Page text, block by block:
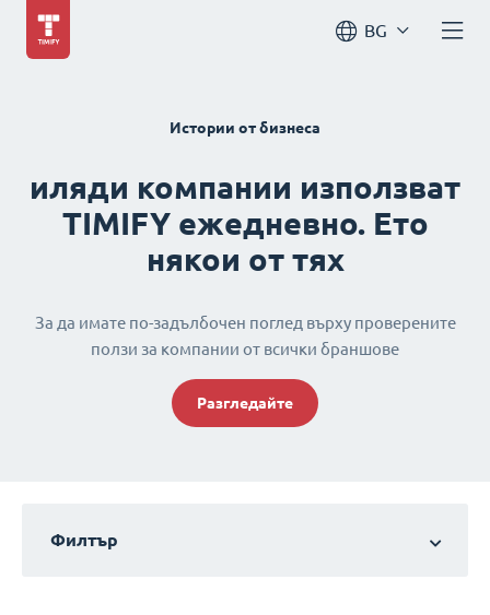
BG
Истории от бизнеса
иляди компании използват
TIMIFY ежедневно. Ето
някои от тях
За да имате по-задълбочен поглед върху проверените
ползи за компании от всички браншове
Разгледайте
Филтър